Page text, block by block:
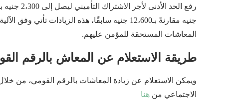
جنيه مقارنةً بـ12،600 جنيه سابقًا، هذه
المعاشات المستحقة للمؤمن عليهم.
طريقة الاستعلام عن المعاش بالرقم
ويمكن الاستعلام عن زيادة المعاشات بالرقم القومي، من خلال
الاجتماعي من هنا